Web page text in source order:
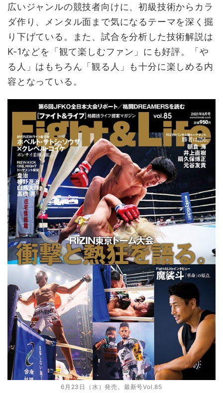
広いジャンルの競技者向けに、初級技術からカラ
ダ作り、メンタル面まで気になるテーマを深く掘
り下げている。また、試合を分析した技術解説は
K-1などを「観て楽しむファン」にも好評。「や
る人」はもちろん「観る人」も十分に楽しめる内
容となっている。
6月23日（水）発売。最新号Vol.85